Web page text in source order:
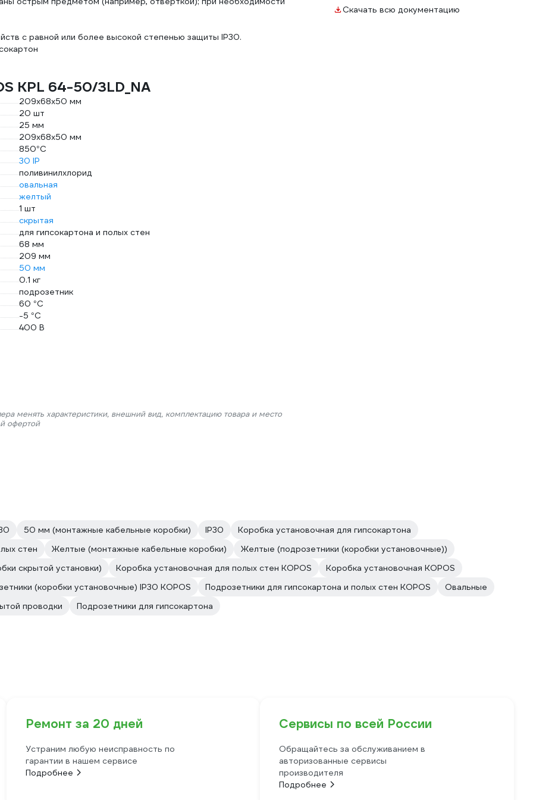
с равной или более высокой степенью защиты IP30.
KPL 64-50/3LD_NA
209х68х50 мм
20 шт
25 мм
209х68х50 мм
850°C
30 IP
поливинилхлорид
овальная
желтый
1 шт
скрытая
для гипсокартона и полых стен
68 мм
209 мм
50 мм
0.1 кг
подрозетник
60 °С
-5 °С
400 В
менять характеристики, внешний вид, комплектацию товара и место
офертой
Скачать всю документацию
50 мм (монтажные кабельные коробки) IP30
Коробка установочная для гипсокартона
стен
Желтые (монтажные кабельные коробки)
Желтые (подрозетники (коробки установочные))
скрытой установки)
Коробка установочная для полых стен KOPOS
Коробка установочная KOPOS
(коробки установочные) IP30 KOPOS
Подрозетники для гипсокартона и полых стен KOPOS
Овальные
проводки
Подрозетники для гипсокартона
Ремонт за 20 дней
Устраним любую неисправность по
гарантии в нашем сервисе
Подробнее
Сервисы по всей России
Обращайтесь за обслуживанием в
авторизованные сервисы
производителя
Подробнее